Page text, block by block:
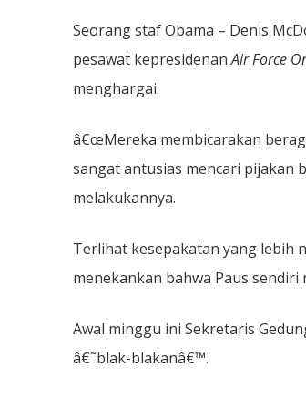
Seorang staf Obama – Denis
pesawat kepresidenanAir Force
menghargai.
â€œMereka membicarakan
sangat antusias mencari pijakan
melakukannya.
Terlihat kesepakatan yang lebih
menekankan bahwa Paus
Awal minggu ini Sekretaris
â€˜blak-blakanâ€™.